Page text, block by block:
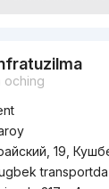
oching
19,
transportda